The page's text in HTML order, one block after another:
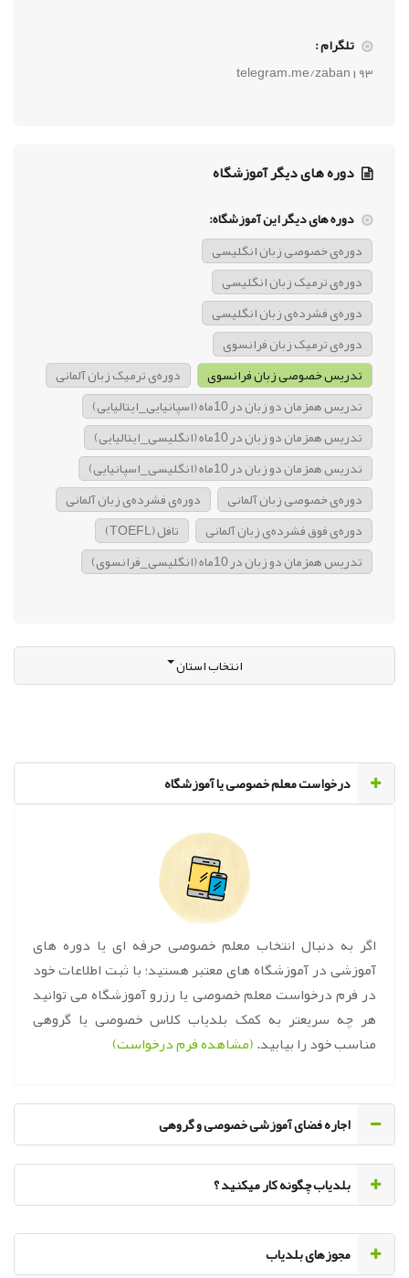
تلگرام :
telegram.me/zaban193
دوره های دیگر آموزشگاه
دوره های دیگر این آموزشگاه:
دوره‌ی خصوصی زبان انگلیسی
دوره‌ی ترمیک زبان انگلیسی
دوره‌ی فشرده‌ی زبان انگلیسی
دوره‌ی ترمیک زبان فرانسوی
تدریس خصوصی زبان فرانسوی
دوره‌ی ترمیک زبان آلمانی
تدریس همزمان دو زبان در 10ماه (اسپانیایی_ایتالیایی)
تدریس همزمان دو زبان در 10ماه (انگلیسی_ایتالیایی)
تدریس همزمان دو زبان در 10ماه (انگلیسی_اسپانیایی)
دوره‌ی خصوصی زبان آلمانی
دوره‌ی فشرده‌ی زبان آلمانی
دوره‌ی فوق فشرده‌ی زبان آلمانی
تافل (TOEFL)
تدریس همزمان دو زبان در 10ماه (انگلیسی_فرانسوی)
انتخاب استان
‌درخواست معلم خصوصی یا آموزشگاه
اگر به دنبال انتخاب معلم خصوصی حرفه ای یا دوره های
آموزشی در آموزشگاه های معتبر هستید؛ با ثبت اطلاعات خود
در فرم درخواست معلم خصوصی یا رزرو آموزشگاه می توانید
هر چه سریعتر به کمک بلدیاب کلاس خصوصی یا گروهی
مناسب خود را بیابید.(مشاهده فرم درخواست)
اجاره فضای آموزشی خصوصی و گروهی
‌بلدیاب چگونه کار میکنید ؟
مجوزهای بلدیاب